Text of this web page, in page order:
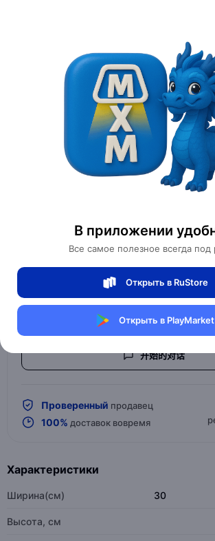
В приложении
Все самое полезное всегда под
Открыть в RuStore
Открыть в PlayMarket
Доставка Завтра
加入购物车
Безопасная оплата
Table lamps
Дизайнерские настольные лампы
开始的对话
Проверенный продавец
100% доставок вовремя
Характеристики
Ширина(см) 30
Высота, см